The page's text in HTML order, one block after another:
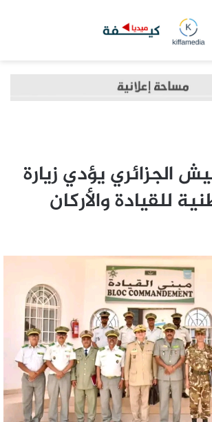
الجزائري يؤدي زيارة
للقيادة والأركان